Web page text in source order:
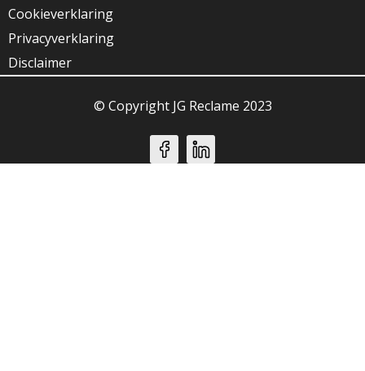
Cookieverklaring
Privacyverklaring
Disclaimer
© Copyright JG Reclame 2023